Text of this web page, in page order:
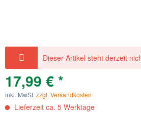
Dieser Artikel steht derzeit
17,99 € *
inkl. MwSt. zzgl. Versandkosten
Lieferzeit ca. 5 Werktage